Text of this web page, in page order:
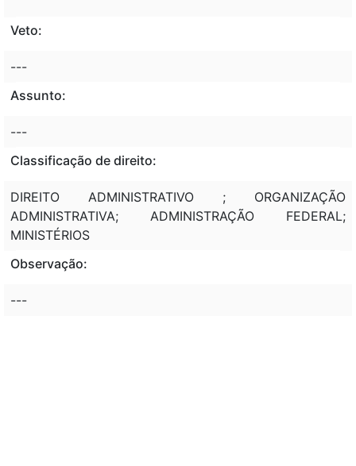
Veto:
---
Assunto:
---
Classificação de direito:
DIREITO ADMINISTRATIVO ; ORGANIZAÇÃO
ADMINISTRATIVA; ADMINISTRAÇÃO FEDERAL;
MINISTÉRIOS
Observação:
---